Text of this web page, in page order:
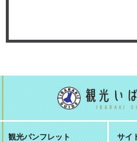
観光パンフレット サイ